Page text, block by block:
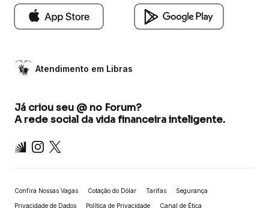
Atendimento em Libras
Já criou seu @ no Forum?
A rede social da vida financeira inteligente.
Inter Instagram
X
Confira Nossas Vagas Cotação do Dólar Tarifas Segurança
Privacidade de Dados Política de Privacidade Canal de Ética